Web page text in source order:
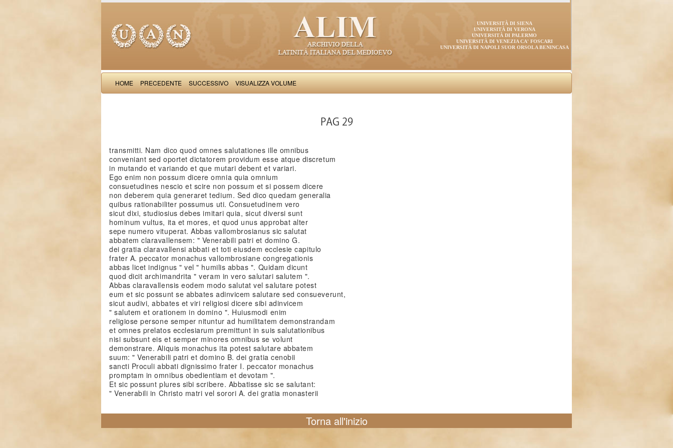
UNIVERSITÀ DI SIENA
UNIVERSITÀ DI VERONA
UNIVERSITÀ DI PALERMO
UNIVERSITÀ DI VENEZIA CA' FOSCARI
UNIVERSITÀ DI NAPOLI SUOR ORSOLA BENINCASA
HOME PRECEDENTE SUCCESSIVO VISUALIZZA VOLUME
PAG 29
transmitti. Nam dico quod omnes salutationes ille omnibus
conveniant sed oportet dictatorem providum esse atque discretum
in mutando et variando et que mutari debent et variari.
Ego enim non possum dicere omnia quia omnium
consuetudines nescio et scire non possum et si possem dicere
non deberem quia generaret tedium. Sed dico quedam generalia
quibus rationabiliter possumus uti. Consuetudinem vero
sicut dixi, studiosius debes imitari quia, sicut diversi sunt
hominum vultus, ita et mores, et quod unus approbat alter
sepe numero vituperat. Abbas vallombrosianus sic salutat
abbatem claravallensem: " Venerabili patri et domino G.
dei gratia claravallensi abbati et toti eiusdem ecclesie capitulo
frater A. peccator monachus vallombrosiane congregationis
abbas licet indignus " vel " humilis abbas ". Quidam dicunt
quod dicit archimandrita " veram in vero salutari salutem ".
Abbas claravallensis eodem modo salutat vel salutare potest
eum et sic possunt se abbates adinvicem salutare sed consueverunt,
sicut audivi, abbates et viri religiosi dicere sibi adinvicem
" salutem et orationem in domino ". Huiusmodi enim
religiose persone semper nituntur ad humilitatem demonstrandam
et omnes prelatos ecclesiarum premittunt in suis salutationibus
nisi subsunt eis et semper minores omnibus se volunt
demonstrare. Aliquis monachus ita potest salutare abbatem
suum: " Venerabili patri et domino B. dei gratia cenobii
sancti Proculi abbati dignissimo frater I. peccator monachus
promptam in omnibus obedientiam et devotam ".
Et sic possunt plures sibi scribere. Abbatisse sic se salutant:
" Venerabili in Christo matri vel sorori A. dei gratia monasterii
Torna all'inizio